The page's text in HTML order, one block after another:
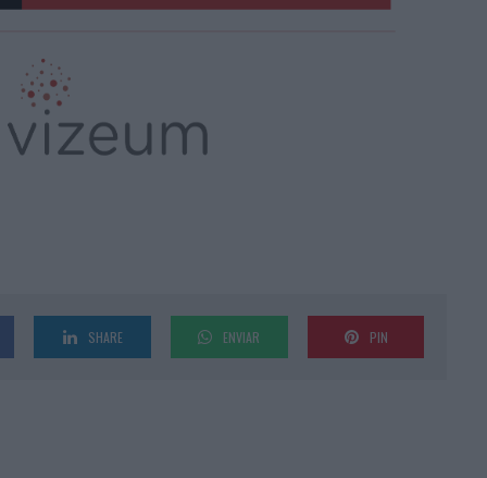
SHARE ENVIAR PIN